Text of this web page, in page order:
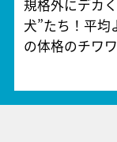
規格外にデカ
犬”たち！平均
の体格のチワ